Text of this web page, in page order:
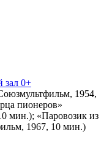
зал 0+
1954,
пионеров»
мин.); «Паровозик из
1967, 10 мин.)